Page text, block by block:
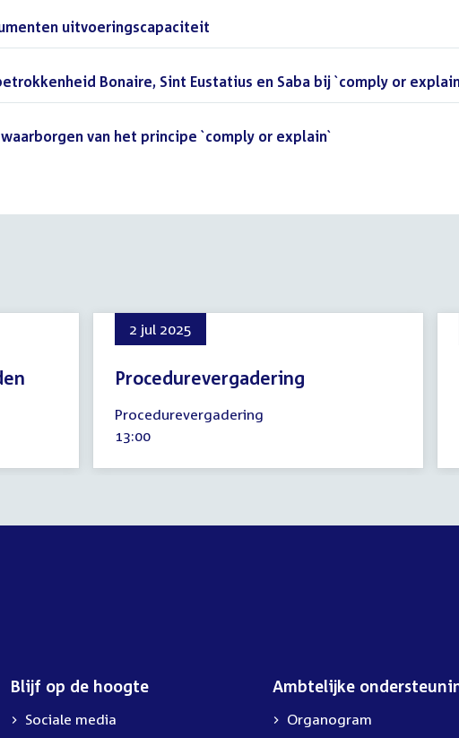
uitvoeringscapaciteit
Bonaire, Sint Eustatius en Saba bij `comply or
van het principe `comply or explain`
2 jul 2025
Procedurevergadering
juli
2025
Procedurevergadering
Tijd
13:00
Blijf op de hoogte
Sociale media
Ambtelijke
Organogram